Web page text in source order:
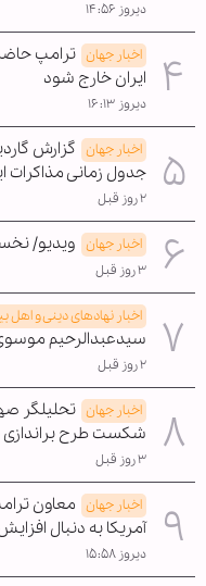
دیروز ۱۴:۵۶
اخبار جهان ترامپ
ایران خارج شود
دیروز ۱۶:۱۳
اخبار جهان گزارش
جدول زمانی مذاکرات
۲ روز قبل
اخبار جهان ویدیو/
۳ روز قبل
اخبار نهادهای دینی و اهل
سیدعبدالرحیم
۲ روز قبل
اخبار جهان تحلیلگر
شکست طرح براندازی
۳ روز قبل
اخبار جهان معاون
آمریکا به دنبال
دیروز ۱۵:۵۸